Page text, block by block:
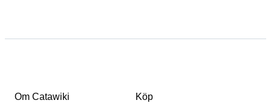
Om Catawiki Köp